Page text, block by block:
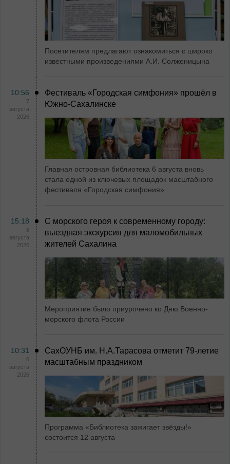
Посетителям предлагают ознакомиться с широко
известными произведениями А.И. Солженицына
10:56
7
августа
2026
Фестиваль «Городская симфония» прошёл в
Южно-Сахалинске
Главная островная библиотека 6 августа вновь
стала одной из ключевых площадок масштабного
фестиваля «Городская симфония»
15:18
6
августа
2026
С морского героя к современному городу:
выездная экскурсия для маломобильных
жителей Сахалина
Мероприятие было приурочено ко Дню Военно-
морского флота России
10:31
6
августа
2026
СахОУНБ им. Н.А.Тарасова отметит 79-летие
масштабным праздником
Программа «Библиотека зажигает звёзды!»
состоится 12 августа